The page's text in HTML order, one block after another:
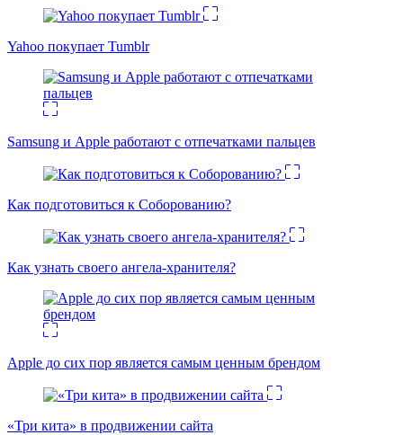
Yahoo покупает Tumblr
Samsung и Apple работают с отпечатками пальцев
Как подготовиться к Соборованию?
Как узнать своего ангела-хранителя?
Apple до сих пор является самым ценным брендом
«Три кита» в продвижении сайта